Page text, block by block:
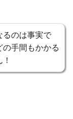
るのは事実で
手間もかかる